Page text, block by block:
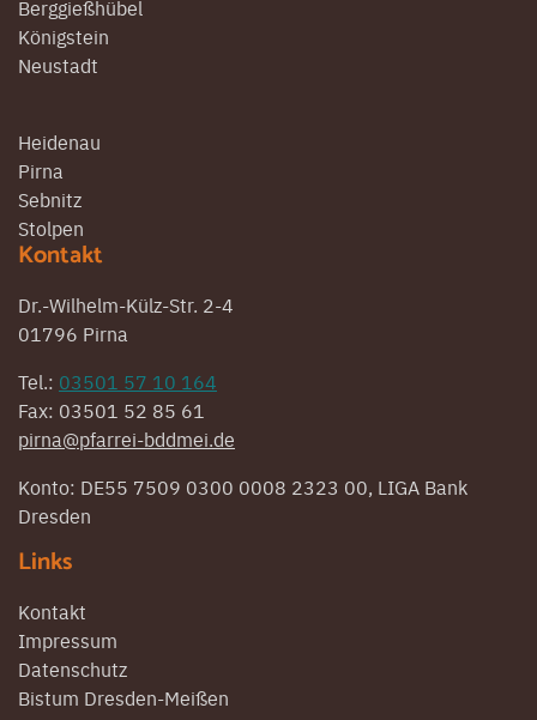
Berggießhübel
Königstein
Neustadt
Heidenau
Pirna
Sebnitz
Stolpen
Kontakt
Dr.-Wilhelm-Külz-Str. 2-4
01796 Pirna
Tel.: 03501 57 10 164
Fax: 03501 52 85 61
pirna@pfarrei-bddmei.de
Konto: DE55 7509 0300 0008 2323 00, LIGA Bank
Dresden
Links
Kontakt
Impressum
Datenschutz
Bistum Dresden-Meißen